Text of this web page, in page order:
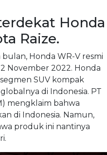
Honda
Raize.
Honda WR-V resmi
November 2022. Honda
SUV kompak
di Indonesia. PT
mengklaim bahwa
di Indonesia. Namun,
produk ini nantinya